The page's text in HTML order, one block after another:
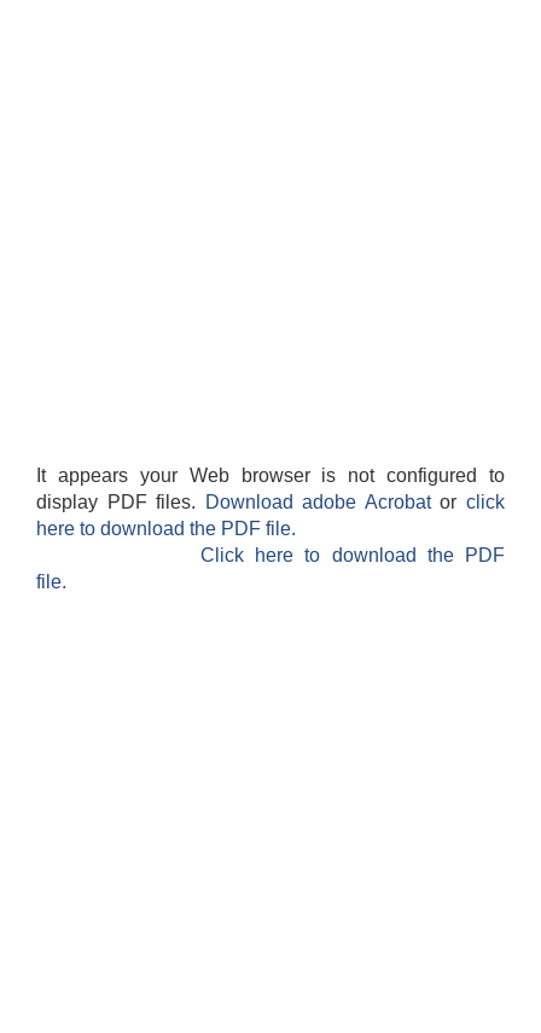
It appears your Web browser is not configured to
display PDF files.
Download adobe Acrobatorclick
here to download the PDF file.
Click here to download the PDF
file.